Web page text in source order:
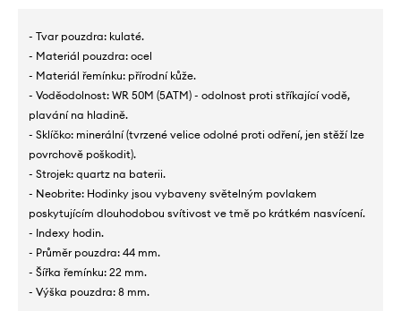
- Tvar pouzdra: kulaté.
- Materiál pouzdra: ocel
- Materiál řemínku: přírodní kůže.
- Voděodolnost: WR 50M (5ATM) - odolnost proti stříkající vodě,
plavání na hladině.
- Sklíčko: minerální (tvrzené velice odolné proti odření, jen stěží lze
povrchově poškodit).
- Strojek: quartz na baterii.
- Neobrite: Hodinky jsou vybaveny světelným povlakem
poskytujícím dlouhodobou svítivost ve tmě po krátkém nasvícení.
- Indexy hodin.
- Průměr pouzdra: 44 mm.
- Šířka řemínku: 22 mm.
- Výška pouzdra: 8 mm.